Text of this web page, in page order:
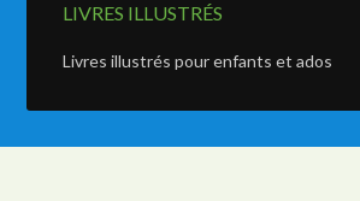
LIVRES ILLUSTRÉS
Livres illustrés pour enfants et ados